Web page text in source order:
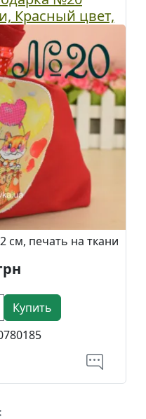
Красный цвет,
см, печать на ткани
Купить